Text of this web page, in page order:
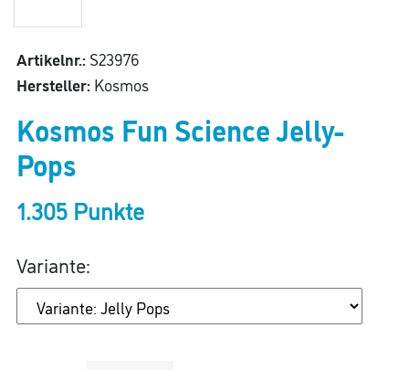
Artikelnr.: S23976
Hersteller: Kosmos
Kosmos Fun Science Jelly-
Pops
1.305 Punkte
Variante: